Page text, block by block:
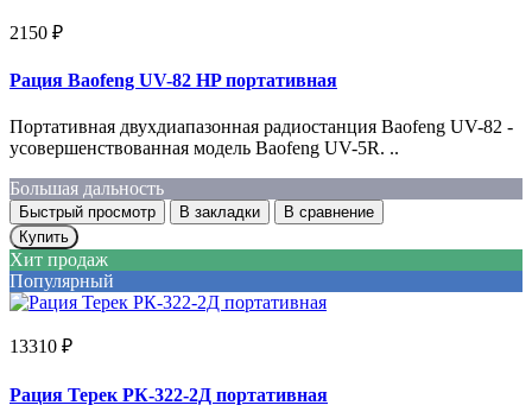
2150 ₽
Рация Baofeng UV-82 HP портативная
Портативная двухдиапазонная радиостанция Baofeng UV-82 -
усовершенствованная модель Baofeng UV-5R. ..
Большая дальность
Быстрый просмотр В закладки
В сравнение
Купить
Хит продаж
Популярный
13310 ₽
Рация Терек РК-322-2Д портативная